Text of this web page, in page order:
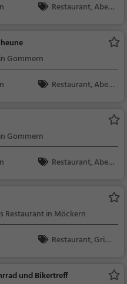
Restaurant, Aben
Gommern
Restaurant, Aben
Gommern
Restaurant, Aben
Restaurant in Möckern
Restaurant, Griec
und Bikertreff